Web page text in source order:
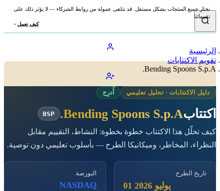
نختار جميع المنتجات بشكل مستقل. قد نتلقى عمولة من روابط الشركاء — لا يؤثر ذلك على
تقييماتنا.
كيف نعمل
الرئيسية
تقويم الاكتتابات
Bending Spoons S.p.A.
دليل الاكتتابات · تحليل تعليمي أُدرِج
اكتتابBending Spoons S.p.A.
BSP
كيف تحلّل هذا الاكتتاب خطوة بخطوة: النشاط، التقييم مقابل
النظراء، المخاطر، وميكانيكا الطرح — بأسلوب تعليمي دون توصية.
تاريخ الطرح
01 يوليو 2026
البورصة
NASDAQ